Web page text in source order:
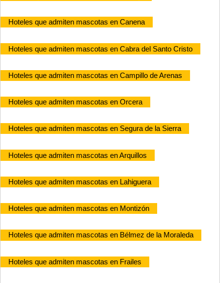
Hoteles que admiten mascotas en Canena
Hoteles que admiten mascotas en Cabra del Santo Cristo
Hoteles que admiten mascotas en Campillo de Arenas
Hoteles que admiten mascotas en Orcera
Hoteles que admiten mascotas en Segura de la Sierra
Hoteles que admiten mascotas en Arquillos
Hoteles que admiten mascotas en Lahiguera
Hoteles que admiten mascotas en Montizón
Hoteles que admiten mascotas en Bélmez de la Moraleda
Hoteles que admiten mascotas en Frailes